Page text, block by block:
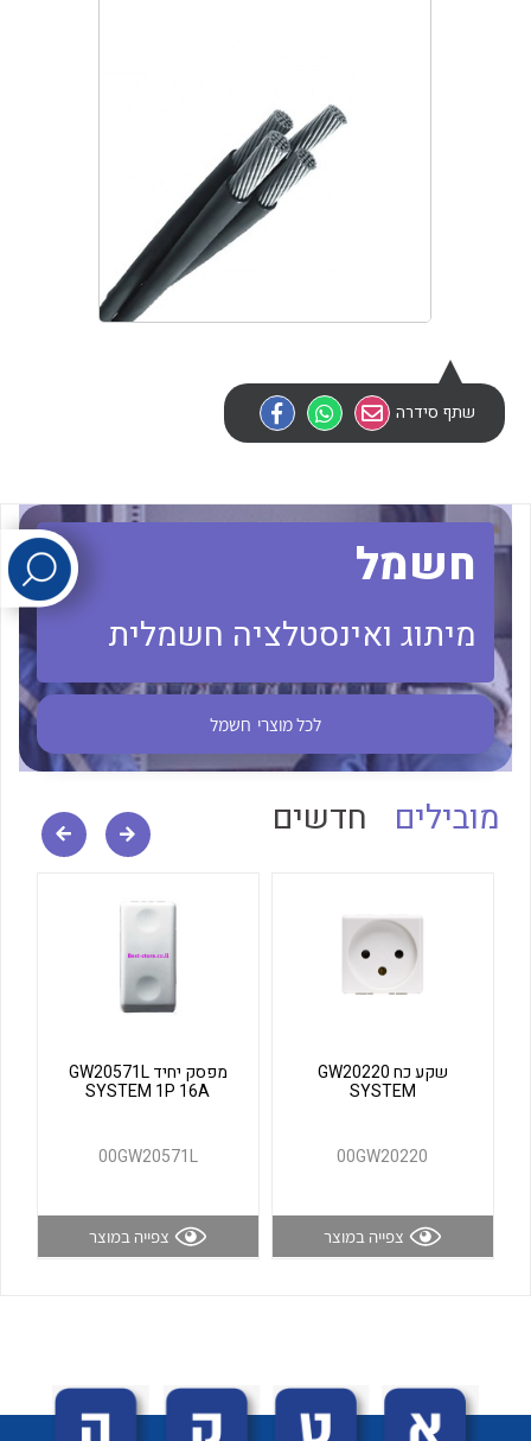
לכל מוצרי היצרן
לכל מוצרי היצרן
לכל מוצרי היצרן לכל מוצרי היצרן
שתף סידרה
חשמל
מיתוג ואינסטלציה חשמלית
לכל מוצרי חשמל
מובילים חדשים
שקע כח GW20220
SYSTEM
00GW20220
צפייה במוצר
מפסק יחיד GW20571L
SYSTEM 1P 16A
00GW20571L
צפייה במוצר